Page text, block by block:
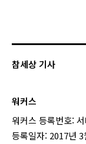
참세상 기사
워커스
워커스 등록번호:
등록일자: 2017년 3